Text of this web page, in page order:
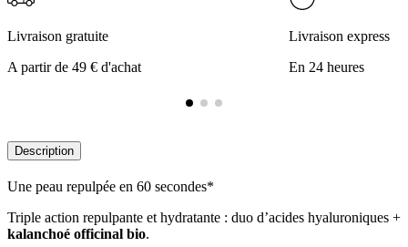
Livraison gratuite
A partir de 49 € d'achat
Livraison express
En 24 heures
Description
Une peau repulpée en 60 secondes*
Triple action repulpante et hydratante : duo d’acides hyaluroniques +
kalanchoé officinal bio.